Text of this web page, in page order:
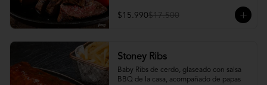
$15.990$17.500
Stoney Ribs
Baby Ribs de cerdo, glaseado con salsa
BBQ de la casa, acompañado de papas